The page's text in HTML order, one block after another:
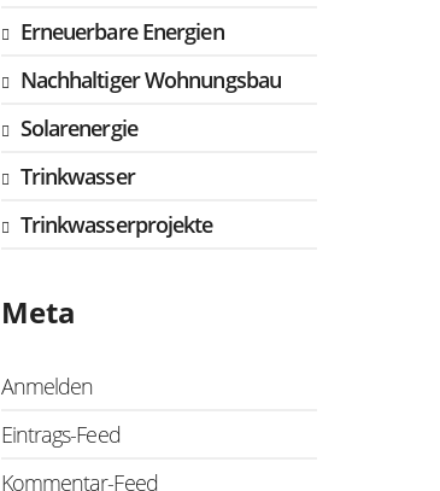
Erneuerbare Energien
Nachhaltiger Wohnungsbau
Solarenergie
Trinkwasser
Trinkwasserprojekte
Meta
Anmelden
Eintrags-Feed
Kommentar-Feed